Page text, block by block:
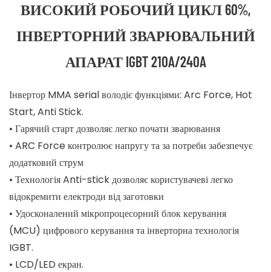
ВИСОКИЙ РОБОЧИЙ ЦИКЛ 60%,
ІНВЕРТОРНИЙ ЗВАРЮВАЛЬНИЙ
АПАРАТ IGBT 210A/240A
Інвертор MMA serial володіє функціями: Arc Force, Hot
Start, Anti Stick.
• Гарячий старт дозволяє легко почати зварювання
• ARC Force контролює напругу та за потреби забезпечує
додатковий струм
• Технологія Anti-stick дозволяє користувачеві легко
відокремити електроди від заготовки
• Удосконалений мікропроцесорний блок керування
(MCU) цифрового керування та інверторна технологія
IGBT.
• LCD/LED екран.